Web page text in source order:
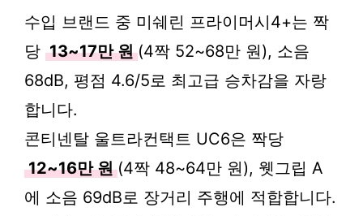
수입 브랜드 중 미쉐린 프라이머시4+는 짝
당 13~17만 원 (4짝 52~68만 원), 소음
68dB, 평점 4.6/5로 최고급 승차감을 자랑
합니다.
콘티넨탈 울트라컨택트 UC6은 짝당
12~16만 원 (4짝 48~64만 원), 웻그립 A
에 소음 69dB로 장거리 주행에 적합합니다.